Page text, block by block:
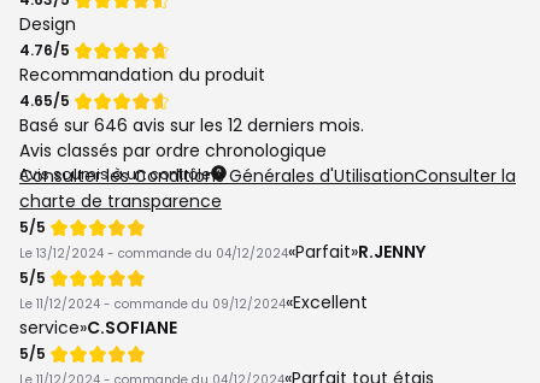
de
Design
Note
de
4.76/5
Recommandation du produit
Note
de
4.65/5
Basé sur 646 avis sur les 12 derniers mois.
Avis classés par ordre chronologique
Avis soumis à un contrôle
Consulter les Conditions Générales d'UtilisationConsulter la
charte de transparence
Note
de
5/5
Le 13/12/2024 - commande du 04/12/2024 Parfait R.JENNY
Note
de
5/5
Le 11/12/2024 - commande du 09/12/2024 Excellent
service C.SOFIANE
Note
de
5/5
Parfait tout étais